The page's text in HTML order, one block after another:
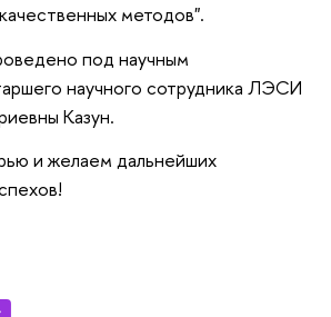
методов".
под научным
научного сотрудника ЛЭСИ
Казун.
и желаем дальнейших